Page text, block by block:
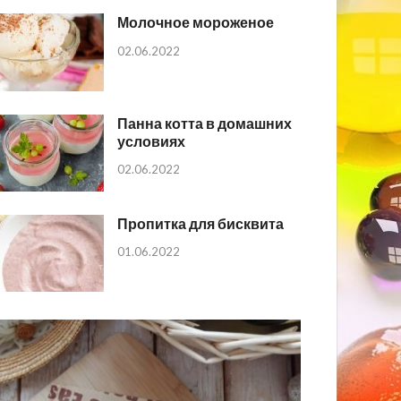
Молочное мороженое
02.06.2022
Панна котта в домашних
условиях
02.06.2022
Пропитка для бисквита
01.06.2022